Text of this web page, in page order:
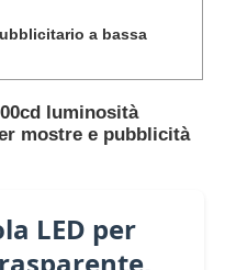
a bassa
luminosità
mostre e pubblicità
LED per